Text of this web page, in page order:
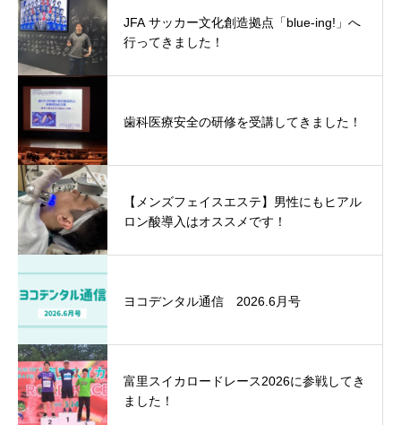
JFA サッカー文化創造拠点「blue-ing!」へ
行ってきました！
歯科医療安全の研修を受講してきました！
【メンズフェイスエステ】男性にもヒアル
ロン酸導入はオススメです！
ヨコデンタル通信 2026.6月号
富里スイカロードレース2026に参戦してき
ました！